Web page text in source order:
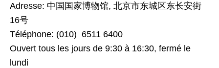
Adresse: 中国国家博物馆, 北京市东城区东长安街
16号
Téléphone: (010) 6511 6400
Ouvert tous les jours de 9:30 à 16:30, fermé le
lundi